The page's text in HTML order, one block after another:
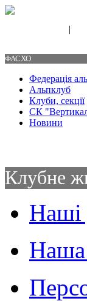
|
ФАСХО
Федерація
Альпклуб
Клуби, секції
СК
Новини
Клубне
Наші
Наша